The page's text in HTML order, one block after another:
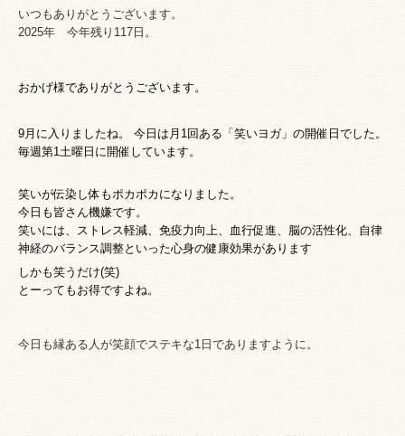
いつもありがとうございます。
2025年 今年残り117日。
おかげ様でありがとうございます。
9月に入りましたね。 今日は月1回ある「笑いヨガ」の開催日でした。
毎週第1土曜日に開催しています。
笑いが伝染し体もポカポカになりました。
今日も皆さん機嫌です。
笑いには、ストレス軽減、免疫力向上、血行促進、脳の活性化、自律
神経のバランス調整といった心身の健康効果があります
しかも笑うだけ(笑)
とーってもお得ですよね。
今日も縁ある人が笑顔でステキな1日でありますように。